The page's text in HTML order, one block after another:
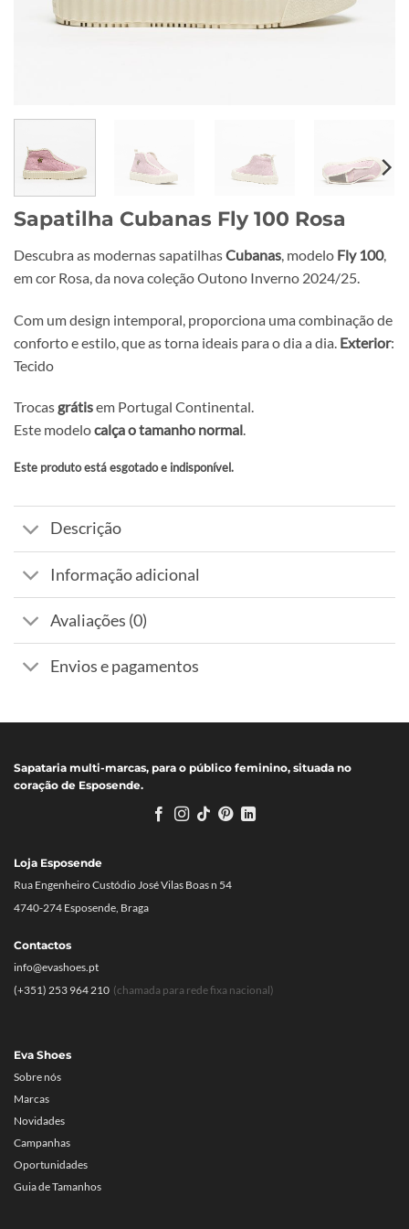
Sapatilha Cubanas Fly 100 Rosa
Descubra as modernas sapatilhasCubanas, modelo Fly 100,
em cor Rosa, da nova coleção Outono Inverno 2024/25.
Com um design intemporal, proporciona uma combinação de
conforto e estilo, que as torna ideais para o dia a dia. Exterior:
Tecido
Trocas grátisem Portugal Continental.
Este modelocalça o tamanho normal.
Este produto está esgotado e indisponível.
Alternative:
Descrição
Informação adicional
Avaliações (0)
Envios e pagamentos
Sapataria multi-marcas, para o público feminino, situada no
coração de Esposende.
Eva Shoes
Sobre nós
Marcas
Novidades
Campanhas
Oportunidades
Guia de Tamanhos
Loja Esposende
Rua Engenheiro Custódio José Vilas Boas n 54
4740-274 Esposende, Braga
Contactos
info@evashoes.pt
(+351) 253 964 210 (chamada para rede fixa nacional)